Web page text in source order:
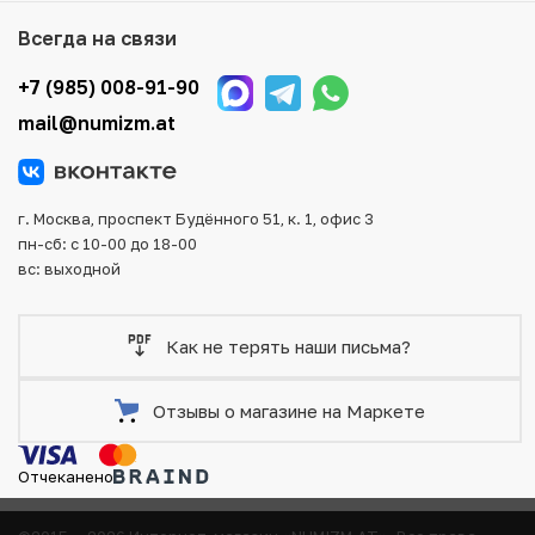
того, возможен самовывоз товара из офиса магазина.
Для вашего удобства представлены несколько способов
оплаты и доставки заказа. Все отправления надежно и
тщательно упаковываются, что исключает возможность
Всегда на связи
+7 (985) 008-91-90
mail@numizm.at
г. Москва, проспект Будённого 51, к. 1, офис 3
пн-сб: с 10-00 до 18-00
вс: выходной
Как не терять наши письма?
Отзывы о магазине на Маркете
Отчеканено